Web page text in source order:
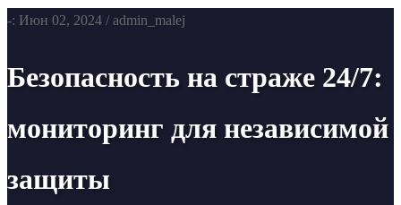
-: Июн 02, 2024 / admin_malej
Безопасность на страже 24/7:
мониторинг для независимой
защиты